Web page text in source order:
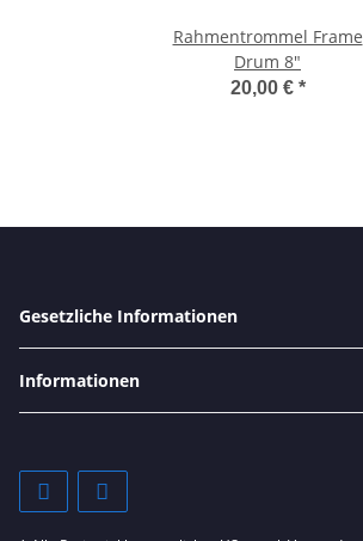
Rahmentrommel Frame
Drum 8"
20,00 € *
Gesetzliche Informationen
Informationen